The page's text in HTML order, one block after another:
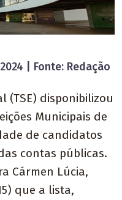
| Fonte: Redação
(TSE) disponibilizou
Municipais de
de candidatos
contas públicas.
Cármen Lúcia,
que a lista,